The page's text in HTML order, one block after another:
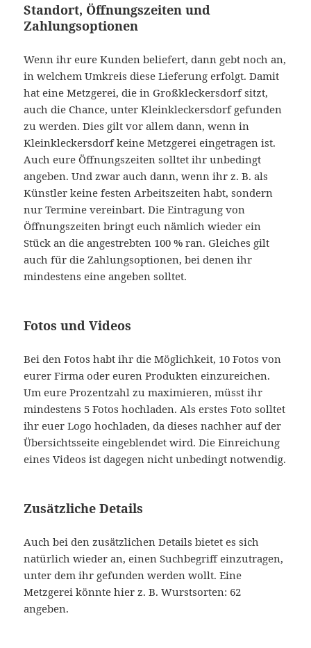
Standort, Öffnungszeiten und
Zahlungsoptionen
Wenn ihr eure Kunden beliefert, dann gebt noch an,
in welchem Umkreis diese Lieferung erfolgt. Damit
hat eine Metzgerei, die in Großkleckersdorf sitzt,
auch die Chance, unter Kleinkleckersdorf gefunden
zu werden. Dies gilt vor allem dann, wenn in
Kleinkleckersdorf keine Metzgerei eingetragen ist.
Auch eure Öffnungszeiten solltet ihr unbedingt
angeben. Und zwar auch dann, wenn ihr z. B. als
Künstler keine festen Arbeitszeiten habt, sondern
nur Termine vereinbart. Die Eintragung von
Öffnungszeiten bringt euch nämlich wieder ein
Stück an die angestrebten 100 % ran. Gleiches gilt
auch für die Zahlungsoptionen, bei denen ihr
mindestens eine angeben solltet.
Fotos und Videos
Bei den Fotos habt ihr die Möglichkeit, 10 Fotos von
eurer Firma oder euren Produkten einzureichen.
Um eure Prozentzahl zu maximieren, müsst ihr
mindestens 5 Fotos hochladen. Als erstes Foto solltet
ihr euer Logo hochladen, da dieses nachher auf der
Übersichtsseite eingeblendet wird. Die Einreichung
eines Videos ist dagegen nicht unbedingt notwendig.
Zusätzliche Details
Auch bei den zusätzlichen Details bietet es sich
natürlich wieder an, einen Suchbegriff einzutragen,
unter dem ihr gefunden werden wollt. Eine
Metzgerei könnte hier z. B. Wurstsorten: 62
angeben.